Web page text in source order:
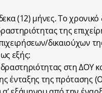
(12) μήνες. Το
της
δικαιούχων
εξής:
στη ΔΟΥ
ένταξης της πρότασης